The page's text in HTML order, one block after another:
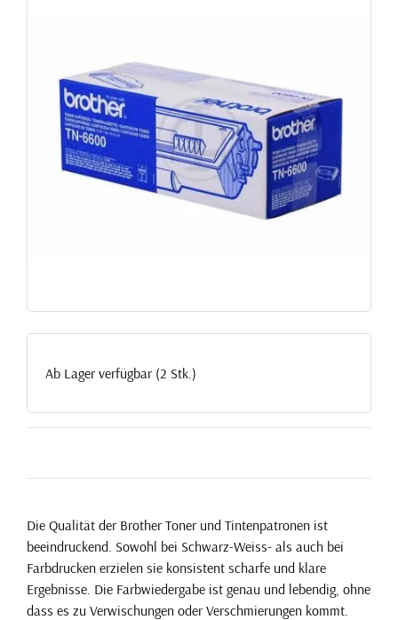
Ab Lager verfügbar (2 Stk.)
Die Qualität der Brother Toner und Tintenpatronen ist
beeindruckend. Sowohl bei Schwarz-Weiss- als auch bei
Farbdrucken erzielen sie konsistent scharfe und klare
Ergebnisse. Die Farbwiedergabe ist genau und lebendig, ohne
dass es zu Verwischungen oder Verschmierungen kommt.